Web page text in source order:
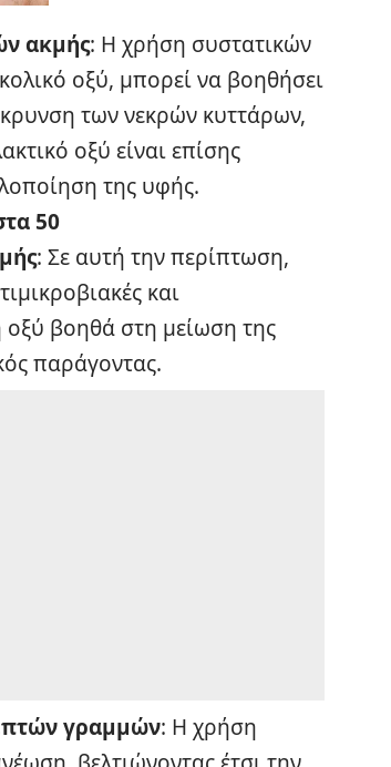
ακμής: Η χρήση συστατικών
οξύ, μπορεί να βοηθήσει
των νεκρών κυττάρων,
οξύ είναι επίσης
της υφής.
50
: Σε αυτή την περίπτωση,
και
οξύ βοηθά στη μείωση της
παράγοντας.
γραμμών: Η χρήση